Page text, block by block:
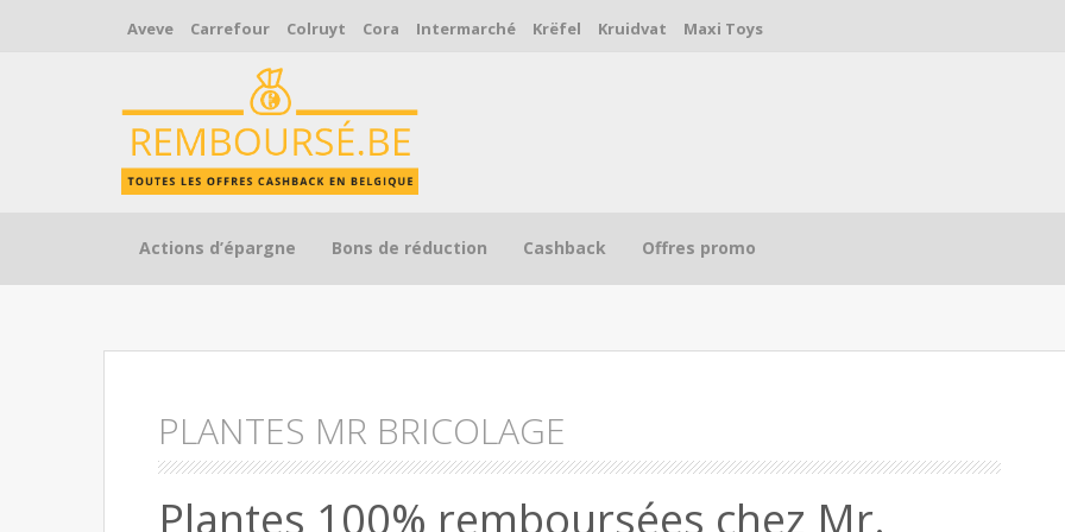
Aveve Carrefour Colruyt Cora Intermarché Krëfel Kruidvat Maxi Toys
Skip to content
Actions d’épargne Bons de réduction Cashback Offres promo
PLANTES MR BRICOLAGE
Plantes 100% remboursées chez Mr.